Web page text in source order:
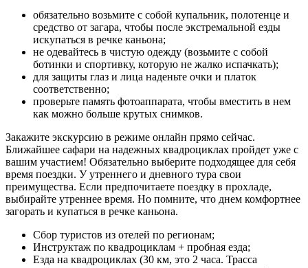
обязательно возьмите с собой купальник, полотенце и
средство от загара, чтобы после экстремальной езды
искупаться в речке каньона;
не одевайтесь в чистую одежду (возьмите с собой
ботинки и спортивку, которую не жалко испачкать);
для защиты глаз и лица наденьте очки и платок
соответственно;
проверьте память фотоаппарата, чтобы вместить в нем
как можно больше крутых снимков.
Закажите экскурсию в режиме онлайн прямо сейчас.
Ближайшее сафари на надежных квадроциклах пройдет уже с
вашим участием! Обязательно выберите подходящее для себя
время поездки. У утреннего и дневного тура свои
преимущества. Если предпочитаете поездку в прохладе,
выбирайте утреннее время. Но помните, что днем комфортнее
загорать и купаться в речке каньона.
Сбор туристов из отелей по регионам;
Инструктаж по квадроциклам + пробная езда;
Езда на квадроциклах (30 км, это 2 часа. Трасса